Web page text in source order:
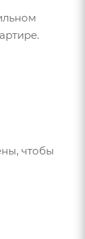
чтобы